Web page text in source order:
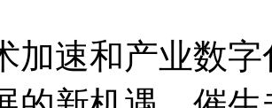
加速和产业数字